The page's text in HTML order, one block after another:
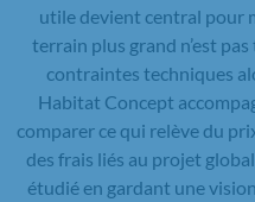
utile devient central pour
terrain plus grand n’est
contraintes techniques
Habitat Concept
comparer ce qui relève du
des frais liés au projet
étudié en gardant une